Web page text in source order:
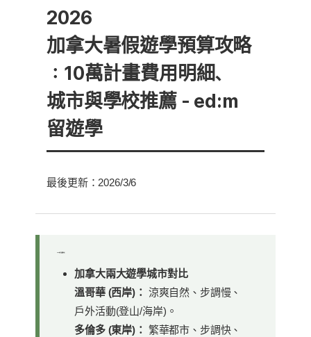
2026
加拿大暑假遊學預算攻略
：10萬計畫費用明細、
城市與學校推薦 - ed:m
留遊學
最後更新：2026/3/6
加拿大兩大遊學城市對比
溫哥華 (西岸)： 涼爽自然、步調慢、
戶外活動(登山/海岸)。
多倫多 (東岸)： 繁華都市、步調快、